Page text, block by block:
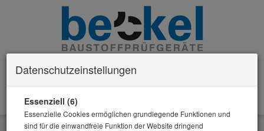
Zurück
Datenschutzeinstellungen
Essenziell (6)
Essenzielle Cookies ermöglichen grundlegende Funktionen und
sind für die einwandfreie Funktion der Website dringend